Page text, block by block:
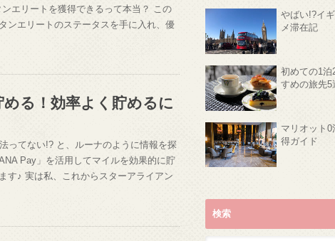
エリートを獲得できるって本当？ この
ンエリートのステータスを手に入れ、優
る！効率よく貯めるに
ってない!? と、ルーナのように情報を探
Pay」を活用してマイルを効果的に貯
す♪ 実は私、これからスターアライアン
やばい!?イ
メ滞在記
初めての1泊
すめの旅先5
マリオット
得ガイド
検索